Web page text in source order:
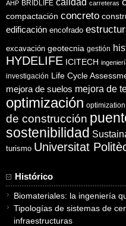
AHP BRIDLIFE calidad carreteras
compactación concreto
edificación encofrado
excavación geotecnia gestión
HYDELIFE ICITECH
investigación Life Cycle
mejora de suelos mejora de
optimización optimization
de construcción
sostenibilidad
turismo Universitat
Histórico
Biomateriales: la ingeniería
Tipologías de sistemas de
infraestructuras